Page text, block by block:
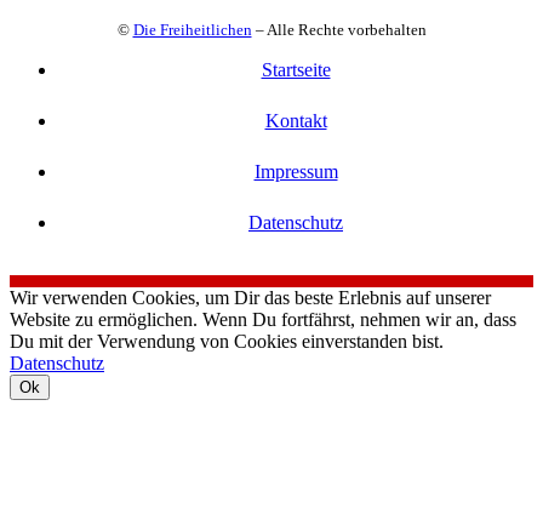
© Die Freiheitlichen– Alle Rechte vorbehalten
Startseite
Kontakt
Impressum
Datenschutz
Wir verwenden Cookies, um Dir das beste Erlebnis auf unserer
Website zu ermöglichen. Wenn Du fortfährst, nehmen wir an, dass
Du mit der Verwendung von Cookies einverstanden bist.
Datenschutz
Ok